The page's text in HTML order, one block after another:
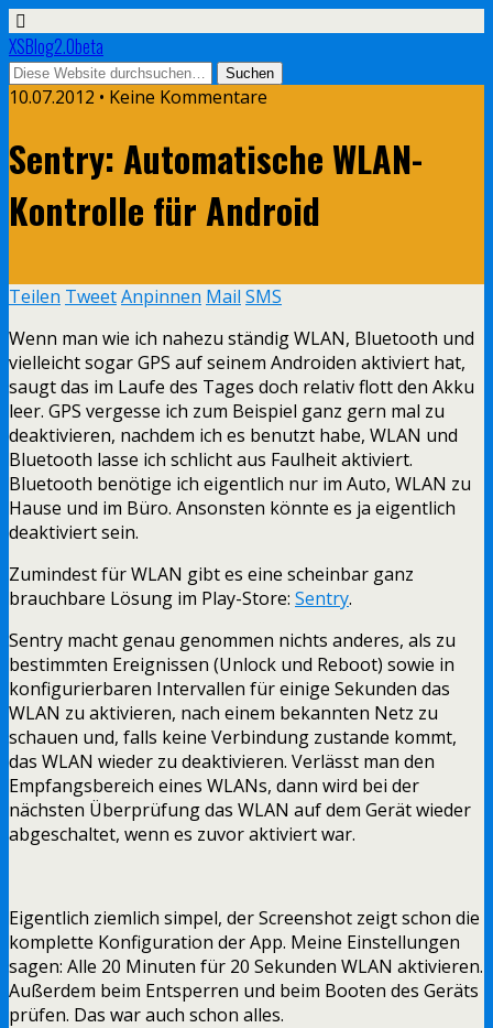
XSBlog2.0beta
10.07.2012 • Keine Kommentare
Sentry: Automatische WLAN-
Kontrolle für Android
Teilen TweetAnpinnen Mail SMS
Wenn man wie ich nahezu ständig WLAN, Bluetooth und
vielleicht sogar GPS auf seinem Androiden aktiviert hat,
saugt das im Laufe des Tages doch relativ flott den Akku
leer. GPS vergesse ich zum Beispiel ganz gern mal zu
deaktivieren, nachdem ich es benutzt habe, WLAN und
Bluetooth lasse ich schlicht aus Faulheit aktiviert.
Bluetooth benötige ich eigentlich nur im Auto, WLAN zu
Hause und im Büro. Ansonsten könnte es ja eigentlich
deaktiviert sein.
Zumindest für WLAN gibt es eine scheinbar ganz
brauchbare Lösung im Play-Store: Sentry.
Sentry macht genau genommen nichts anderes, als zu
bestimmten Ereignissen (Unlock und Reboot) sowie in
konfigurierbaren Intervallen für einige Sekunden das
WLAN zu aktivieren, nach einem bekannten Netz zu
schauen und, falls keine Verbindung zustande kommt,
das WLAN wieder zu deaktivieren. Verlässt man den
Empfangsbereich eines WLANs, dann wird bei der
nächsten Überprüfung das WLAN auf dem Gerät wieder
abgeschaltet, wenn es zuvor aktiviert war.
Eigentlich ziemlich simpel, der Screenshot zeigt schon die
komplette Konfiguration der App. Meine Einstellungen
sagen: Alle 20 Minuten für 20 Sekunden WLAN aktivieren.
Außerdem beim Entsperren und beim Booten des Geräts
prüfen. Das war auch schon alles.